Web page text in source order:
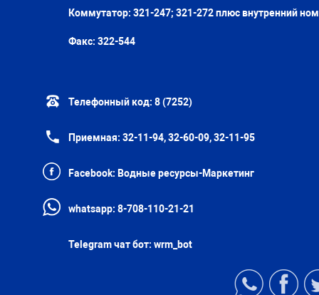
Коммутатор: 321-247; 321-272 плюс внутренний
Факс: 322-544
Телефонный код: 8 (7252)
Приемная: 32-11-94, 32-60-09, 32-11-95
Facebook: Водные ресурсы-Маркетинг
whatsapp: 8-708-110-21-21
Telegram чат бот: wrm_bot